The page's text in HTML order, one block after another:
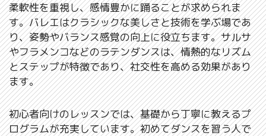
柔軟性を重視し、感情豊かに踊ることが求められま
す。バレエはクラシックな美しさと技術を学ぶ場であ
り、姿勢やバランス感覚の向上に役立ちます。サルサ
やフラメンコなどのラテンダンスは、情熱的なリズム
とステップが特徴であり、社交性を高める効果があり
ます。
初心者向けのレッスンでは、基礎から丁寧に教えるプ
ログラムが充実しています。初めてダンスを習う人で